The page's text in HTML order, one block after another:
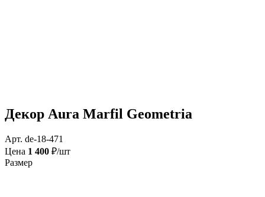
Декор Aura Marfil Geometria
Арт. de-18-471
Цена 1 400 ₽/шт
Размер